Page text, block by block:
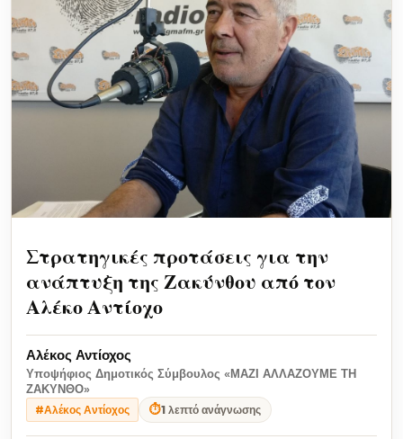
Στρατηγικές προτάσεις για την
ανάπτυξη της Ζακύνθου από τον
Αλέκο Αντίοχο
Αλέκος Αντίοχος
Υποψήφιος Δημοτικός Σύμβουλος «ΜΑΖΙ ΑΛΛΑΖΟΥΜΕ ΤΗ
ΖΑΚΥΝΘΟ»
#Αλέκος Αντίοχος ⏱1 λεπτό ανάγνωσης